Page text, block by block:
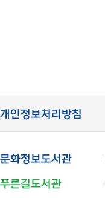
개인정보처리방침
문화정보도서관
푸른길도서관